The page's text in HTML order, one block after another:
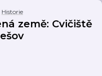
Historie
země: Cvičiště